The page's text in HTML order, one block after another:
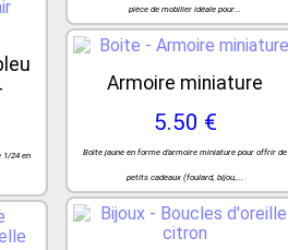
1/24 en
pièce de mobilier idéale pour...
Armoire miniature
5.50 €
Boîte jaune en forme d'armoire miniature pour offrir de
petits cadeaux (foulard, bijou,...